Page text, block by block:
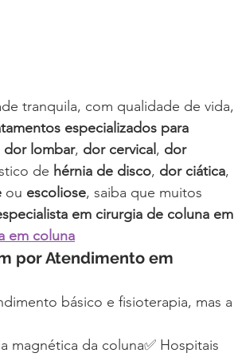
tranquila, com qualidade de vida,
especializados para
dor lombar, dor cervical , dor
de hérnia de disco, dor ciática,
ou escoliose, saiba que muitos
em cirurgia de coluna em
em coluna
por Atendimento em
básico e fisioterapia, mas a
magnética da coluna✅ Hospitais